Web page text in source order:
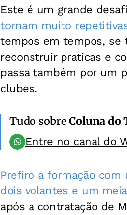
Este é um grande
tornam muito
tempos em tempos, se
reconstruir praticas e
passa também por um
clubes.
Tudo sobreColuna do
Entre no canal do
Prefiro a formação
dois volantes e um
após a contratação de